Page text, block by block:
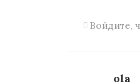
Войдите,
ola